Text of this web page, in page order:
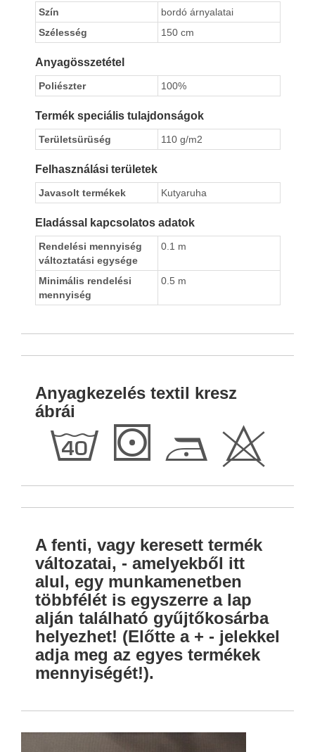
Szín
bordó árnyalatai
Szélesség
150 cm
Anyagösszetétel
Poliészter 100%
Termék speciális tulajdonságok
Területsürüség 110 g/m2
Felhasználási területek
Javasolt termékek Kutyaruha
Eladással kapcsolatos adatok
Rendelési mennyiség
változtatási egysége
0.1 m
Minimális rendelési
mennyiség
0.5 m
Anyagkezelés textil kresz
ábrái
h S D H
A fenti, vagy keresett termék
változatai, - amelyekből itt
alul, egy munkamenetben
többfélét is egyszerre a lap
alján található gyűjtőkosárba
helyezhet! (Előtte a + - jelekkel
adja meg az egyes termékek
mennyiségét!).